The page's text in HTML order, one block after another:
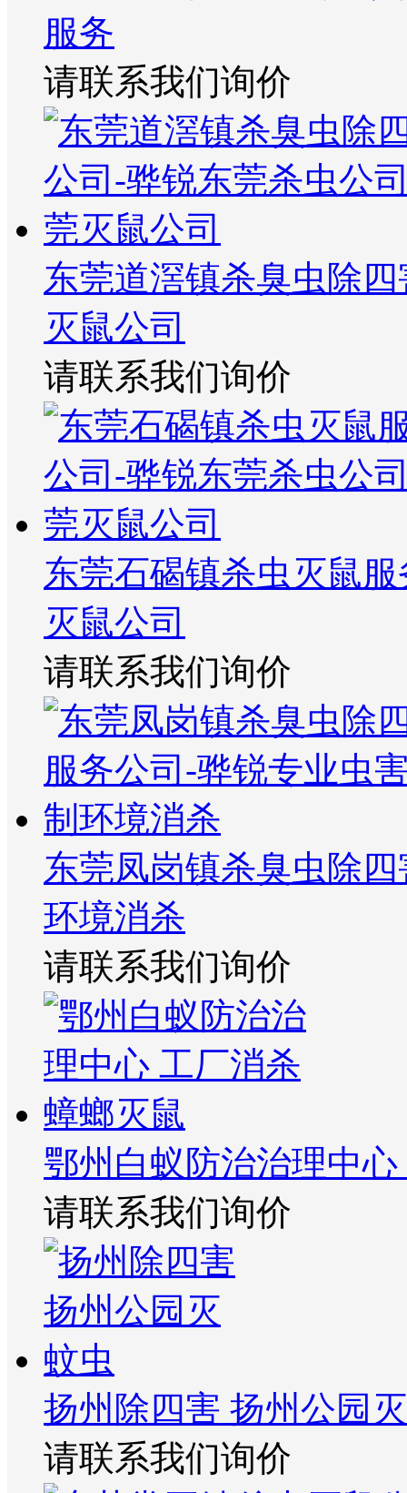
服务
请联系我们询价
东莞道滘镇杀臭虫除
灭鼠公司
请联系我们询价
东莞石碣镇杀虫灭鼠
灭鼠公司
请联系我们询价
东莞凤岗镇杀臭虫除
环境消杀
请联系我们询价
鄂州白蚁防治治理中
请联系我们询价
扬州除四害 扬州公园
请联系我们询价